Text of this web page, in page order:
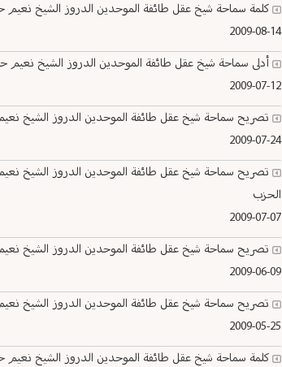
كلمة سماحة شيخ عقل طائفة الموحدين الدروز الشيخ نعيم
2009-08-14
أدلى سماحة شيخ عقل طائفة الموحدين الدروز الشيخ نعيم حسن
2009-07-12
تصريح سماحة شيخ عقل طائفة الموحدين الدروز الشيخ
2009-07-24
تصريح سماحة شيخ عقل طائفة الموحدين الدروز الشيخ
الحزب
2009-07-07
تصريح سماحة شيخ عقل طائفة الموحدين الدروز الشيخ نعيم
2009-06-09
تصريح سماحة شيخ عقل طائفة الموحدين الدروز الشيخ نعيم
2009-05-25
كلمة سماحة شيخ عقل طائفة الموحدين الدروز الشيخ نعيم حسن بمناسبة